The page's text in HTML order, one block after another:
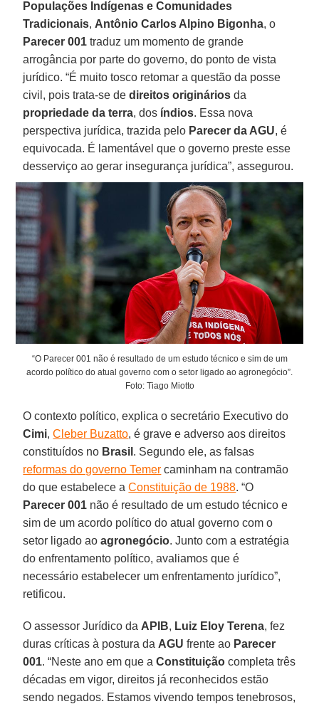
Populações Indígenas e Comunidades
Tradicionais, Antônio Carlos Alpino Bigonha, o
Parecer 001 traduz um momento de grande
arrogância por parte do governo, do ponto de vista
jurídico. “É muito tosco retomar a questão da posse
civil, pois trata-se dedireitos originários da
propriedade da terra, dos índios. Essa nova
perspectiva jurídica, trazida pelo Parecer da AGU, é
equivocada. É lamentável que o governo preste esse
desserviço ao gerar insegurança jurídica”, assegurou.
“O Parecer 001 não é resultado de um estudo técnico e sim de um
acordo político do atual governo com o setor ligado ao agronegócio”.
Foto: Tiago Miotto
O contexto político, explica o secretário Executivo do
Cimi,Cleber Buzatto, é grave e adverso aos direitos
constituídos no Brasil . Segundo ele, as falsas
reformas do governo Temer caminham na contramão
do que estabelece aConstituição de 1988. “O
Parecer 001 não é resultado de um estudo técnico e
sim de um acordo político do atual governo com o
setor ligado ao agronegócio. Junto com a estratégia
do enfrentamento político, avaliamos que é
necessário estabelecer um enfrentamento jurídico”,
retificou.
O assessor Jurídico da APIB, Luiz Eloy Terena, fez
duras críticas à postura da AGU frente ao Parecer
001. “Neste ano em que aConstituição completa três
décadas em vigor, direitos já reconhecidos estão
sendo negados. Estamos vivendo tempos tenebrosos,